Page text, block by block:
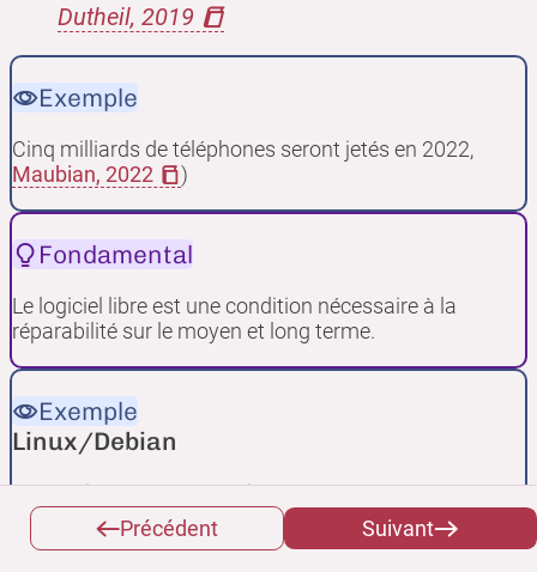
Dutheil, 2019
Exemple
Cinq milliards de téléphones seront jetés en 2022,
Maubian, 2022
)
Fondamental
Le logiciel libre est une condition nécessaire à la
réparabilité sur le moyen et long terme.
Exemple
Linux/Debian
Gestion communautaire
Durabilité (privilégie la stabilité aux nouveautés)
Précédent Suivant